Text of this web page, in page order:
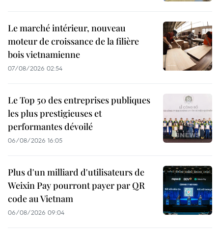
Le marché intérieur, nouveau
moteur de croissance de la filière
bois vietnamienne
07/08/2026 02:54
Le Top 50 des entreprises publiques
les plus prestigieuses et
performantes dévoilé
06/08/2026 16:05
Plus d'un milliard d'utilisateurs de
Weixin Pay pourront payer par QR
code au Vietnam
06/08/2026 09:04